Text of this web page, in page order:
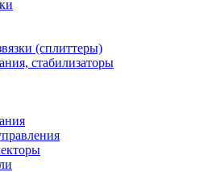
(сплиттеры)
стабилизаторы